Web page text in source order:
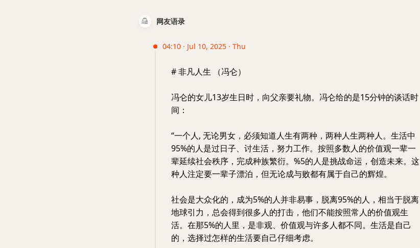
网友语录
04:10 · Jul 10, 2025 · Thu
# 非凡人生 （冯仑）
冯仑的女儿13岁生日时，向父亲要礼物。冯仑给的是15分钟的谈话时
间：
“一个人, 无论男女，必须知道人生有两种，两种人生两种人。生活中
95%的人是过日子、讨生活，努力工作。按照多数人的价值观一辈一
辈延续社会秩序，完成种族繁衍。%5的人是挑战命运，创造未来。这
种人注定要一辈子漂泊，但无论成与败都有属于自己的辉煌。
社会是大众化的，成为5%的人并非易事，脱离95%的人，相当于脱离
地球引力，总会得到很多人的打击，他们不能按照常人的价值观生
活。在那5%的人里，是非观、价值观与许多人都不同。生活是自己
的，选择过怎样的生活要自己仔细考虑。